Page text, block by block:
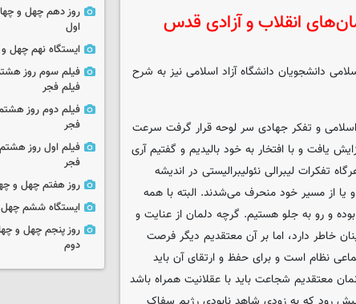
انقلاب و آزادی قدس
دانشجویان دانشگاه آزاد اسلامی نیز به شرح
اسلامی و تفکر جهادی سر لوحه قرار گرفت سرعت
یافت و با افتخار به خود بالیدیم و گفتیم آری
تفکرات لیبرالی نئولیبرالیستی در اندیشه
از مسیر خود منحرف می‌شدند. البته با همه
و رو به جلو هستیم. گرچه دلمان از عنایت و
خاطر دارد، اما بر آن معتقدیم دیگر فرصت
نظام است و برای حفظ و ارتقای آن باید
معتقدیم شجاعت باید با عقلانیت همراه باشد
روز دهم چهل و
اول
ایستگاه نهم چهل
فیلم سوم روز
فیلم فجر
فیلم دوم روز
فجر
فیلم اول روز
فجر
روز هفتم چهل و
ایستگاه ششم چهل
روز پنجم چهل و
دوم